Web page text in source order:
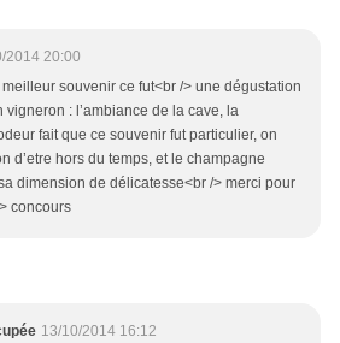
2014 20:00
souvenir ce fut<br /> une dégustation
vigneron : l’ambiance de la cave, la
fait que ce souvenir fut particulier, on
d’etre hors du temps, et le champagne
dimension de délicatesse<br /> merci pour
concours
13/10/2014 16:12